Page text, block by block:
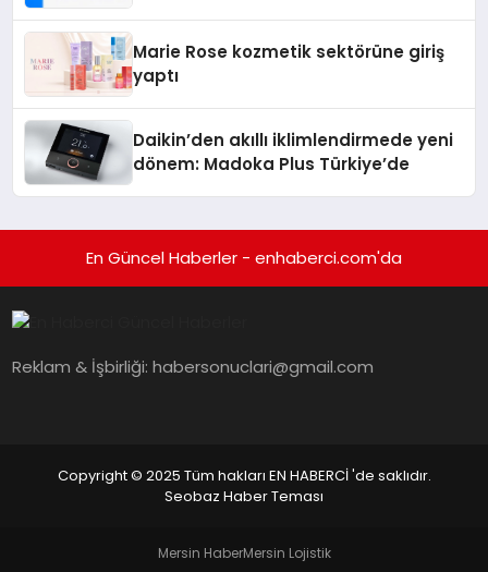
Marie Rose kozmetik sektörüne giriş
yaptı
Daikin’den akıllı iklimlendirmede yeni
dönem: Madoka Plus Türkiye’de
En Güncel Haberler - enhaberci.com'da
Reklam & İşbirliği:habersonuclari@gmail.com
Copyright © 2025 Tüm hakları EN HABERCİ 'de saklıdır.
Seobaz Haber Teması
Mersin HaberMersin Lojistik